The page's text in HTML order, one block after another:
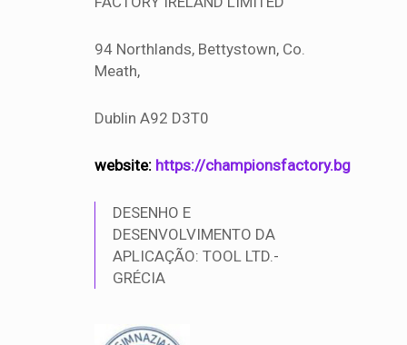
94 Northlands, Bettystown, Co.
Meath,
Dublin A92 D3T0
website: https://championsfactory.bg
DESENHO E
DESENVOLVIMENTO DA
APLICAÇÃO: TOOL LTD.-
GRÉCIA